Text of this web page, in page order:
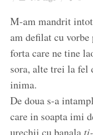
M-am mandrit
am defilat cu vorbe
forta care ne tine
sora, alte trei la fel
inima.
De doua s-a
care in soapta imi